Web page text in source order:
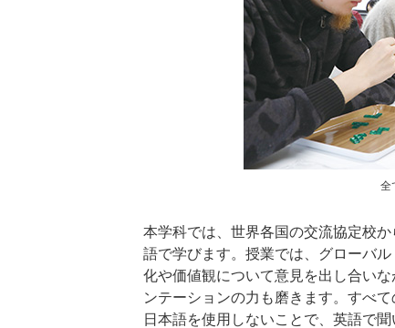
全
本学科では、世界各国の交流協定校
語で学びます。授業では、グローバ
化や価値観について意見を出し合い
ンテーションの力も磨きます。すべ
日本語を使用しないことで、英語で